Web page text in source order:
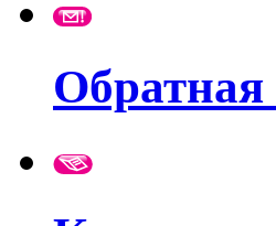
Обратная